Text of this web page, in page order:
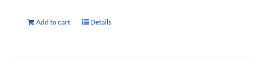
Add to cart Details